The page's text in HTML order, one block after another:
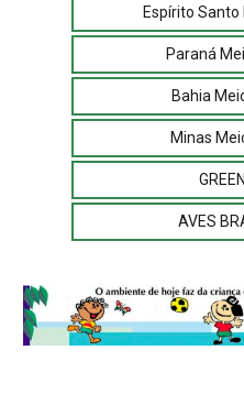
Espírito
Paraná
Bahia
Minas
AVES